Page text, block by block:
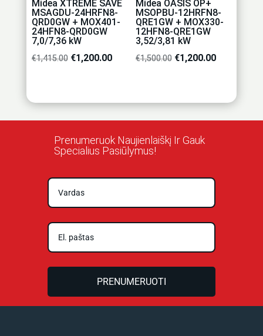
Midea XTREME SAVE
MSAGDU-24HRFN8-
QRD0GW + MOX401-
24HFN8-QRD0GW
7,0/7,36 kW
€1,415.00 Original
€1,415.00.
€1,200.00Current
€1,200.00.
Midea OASIS OP+
MSOPBU-12HRFN8-
QRE1GW + MOX330-
12HFN8-QRE1GW
3,52/3,81 kW
€1,500.00 Original
€1,500.00.
€1,200.00Current
€1,200.00.
Prenumeruok Naujienlaiškį Ir Gauk
Specialius Pasiūlymus!
PRENUMERUOTI